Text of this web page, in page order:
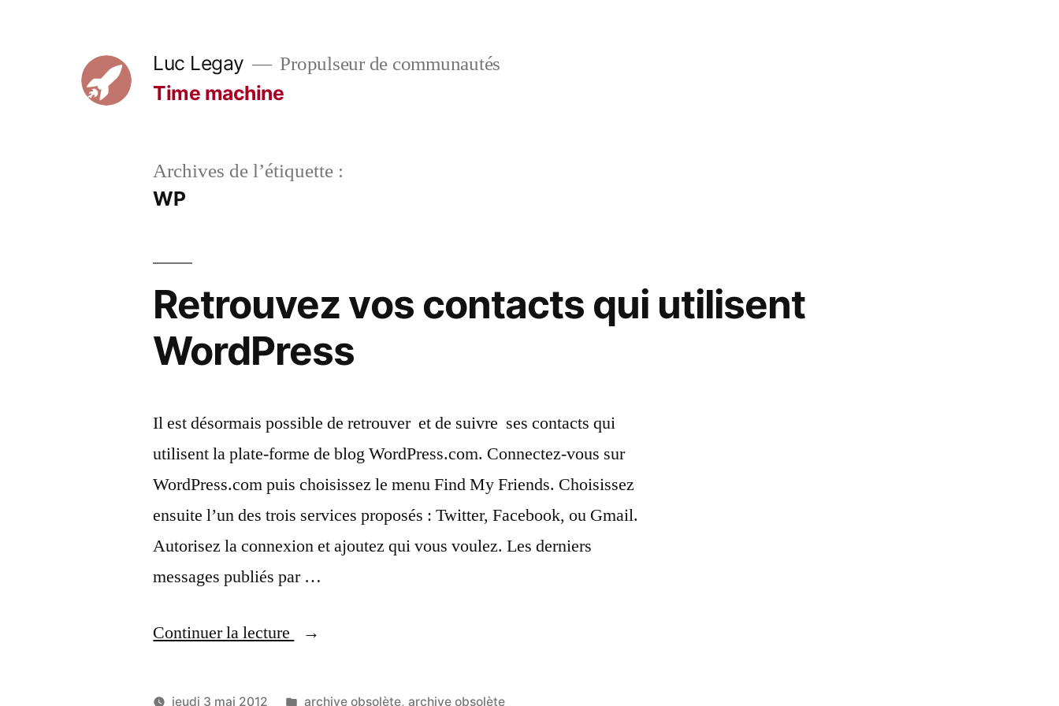
Luc Legay Propulseur de communautés
Time machine
Archives de l’étiquette :
WP
Retrouvez vos contacts qui utilisent
WordPress
Il est désormais possible de retrouver  et de suivre  ses contacts qui
utilisent la plate-forme de blog WordPress.com. Connectez-vous sur
WordPress.com puis choisissez le menu Find My Friends. Choisissez
ensuite l’un des trois services proposés : Twitter, Facebook, ou Gmail.
Autorisez la connexion et ajoutez qui vous voulez. Les derniers
messages publiés par …
Continuer la lecture
« Retrouvez
contacts
jeudi 3 mai 2012 Publié
archive obsolète,archive obsolète